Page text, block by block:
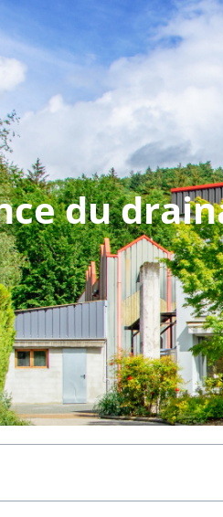
04 50 60 81 42 (Villaz)
prestations réalisations
du